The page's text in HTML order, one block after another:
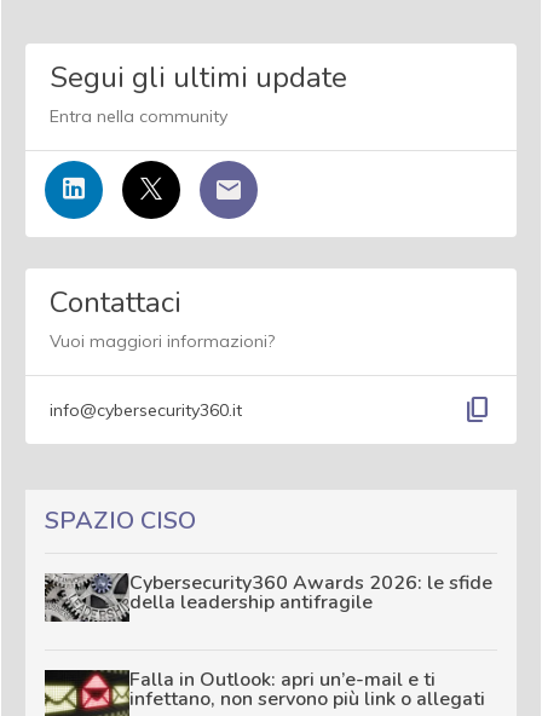
Segui gli ultimi update
Entra nella community
Contattaci
Vuoi maggiori informazioni?
info@cybersecurity360.it content_copy
SPAZIO CISO
Cybersecurity360 Awards 2026: le sfide
della leadership antifragile
Falla in Outlook: apri un’e-mail e ti
infettano, non servono più link o allegati